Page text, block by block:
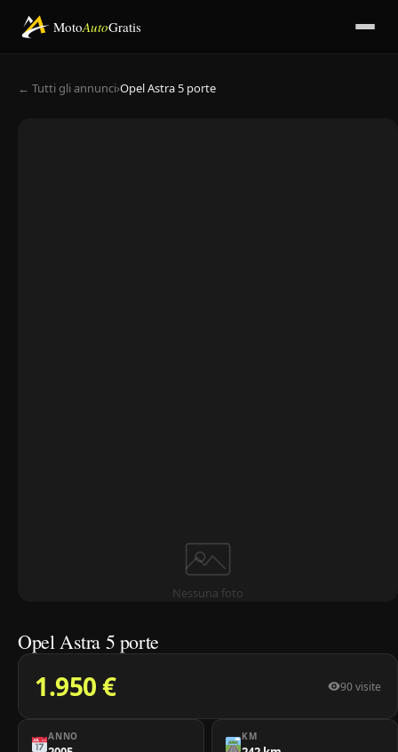
MotoAutoGratis
← Tutti gli annunci›Opel Astra 5 porte
Nessuna foto
Opel Astra 5 porte
1.950 € 90 visite
ANNO KM